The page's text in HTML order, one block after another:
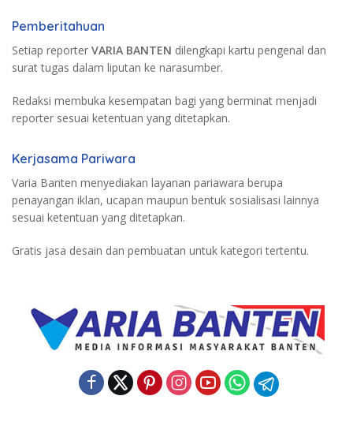
Pemberitahuan
Setiap reporter VARIA BANTEN dilengkapi kartu pengenal dan
surat tugas dalam liputan ke narasumber.
Redaksi membuka kesempatan bagi yang berminat menjadi
reporter sesuai ketentuan yang ditetapkan.
Kerjasama Pariwara
Varia Banten menyediakan layanan pariawara berupa
penayangan iklan, ucapan maupun bentuk sosialisasi lainnya
sesuai ketentuan yang ditetapkan.
Gratis jasa desain dan pembuatan untuk kategori tertentu.